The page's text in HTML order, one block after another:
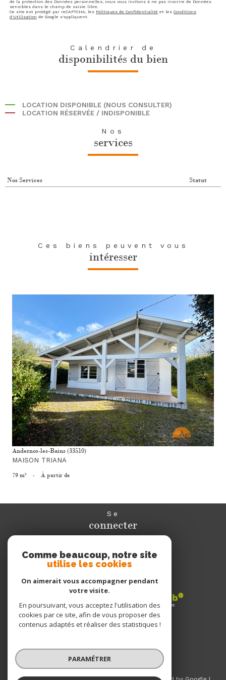
de la protection des Données personnelles, nous vous invitons à ne pas inscrire de Données
sensibles dans le champ de saisie libre.
Ce site est protégé par reCAPTCHA, les Politiques de Confidentialité et les Conditions
d'Utilisation de Google s'appliquent.
Calendrier de
disponibilités du bien
LOCATION DISPONIBLE (NOUS CONSULTER)
LOCATION RÉSERVÉE / INDISPONIBLE
Nos
services
Nos Services Statut
Ces biens peuvent vous
intéresser
voir le bien
Andernos-les-Bains (33510)
MAISON TRIANA
79 m² - À partir de
Se
connecter
Nous
adhérons
Nous
Comme beaucoup, notre site
utilise les cookies
On aimerait vous accompagner pendant
votre visite.
En poursuivant, vous acceptez l'utilisation des
cookies par ce site, afin de vous proposer des
contenus adaptés et réaliser des statistiques !
PARAMÉTRER